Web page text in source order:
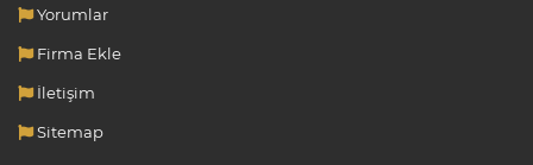
Yorumlar
Firma Ekle
İletişim
Sitemap